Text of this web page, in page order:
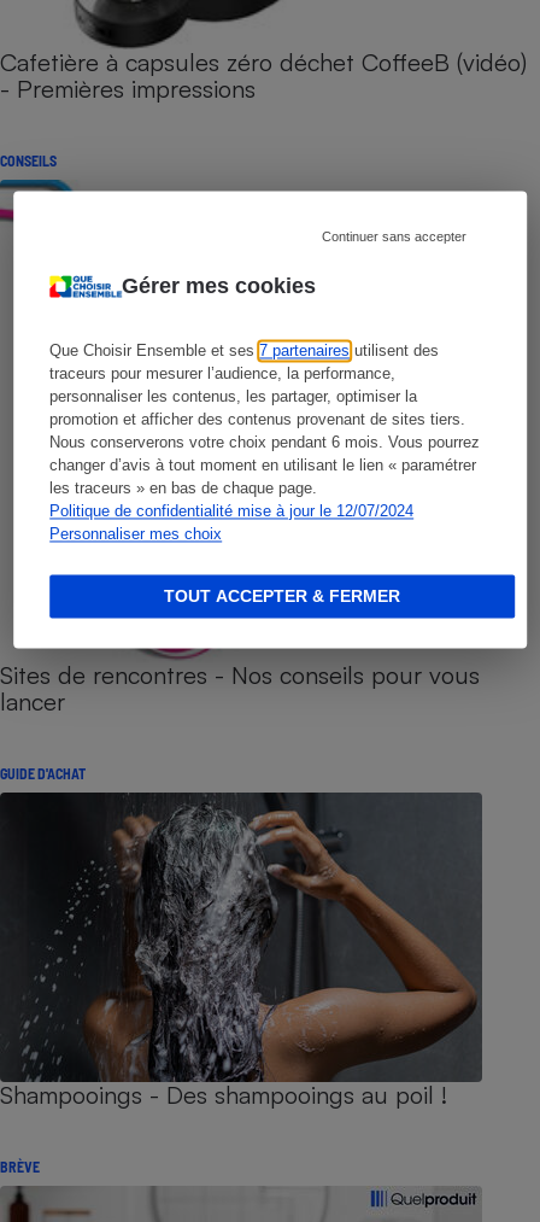
Gérer mes cookies
Que Choisir Ensemble et ses7 partenaires utilisent des
traceurs pour mesurer l’audience, la performance,
personnaliser les contenus, les partager, optimiser la
promotion et afficher des contenus provenant de sites tiers.
Nous conserverons votre choix pendant 6 mois. Vous pourrez
changer d’avis à tout moment en utilisant le lien « paramétrer
les traceurs » en bas de chaque page.
Politique de confidentialité mise à jour le 12/07/2024
Personnaliser mes choix
Continuer sans accepter
TOUT ACCEPTER & FERMER
Cafetière à capsules zéro déchet CoffeeB (vidéo)
- Premières impressions
CONSEILS
Sites de rencontres - Nos conseils pour vous
lancer
GUIDE D'ACHAT
Shampooings - Des shampooings au poil !
BRÈVE